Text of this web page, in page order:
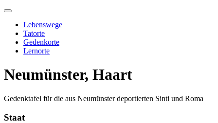
Skip
contentLebenswege
Tatorte
Gedenkorte
Lernorte
Neumünster, Haart
Gedenktafel für die aus Neumünster deportierten Sinti und Roma
Staat